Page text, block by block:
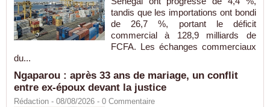
tandis que les importations ont bondi
de 26,7 %, portant le déficit
commercial à 128,9 milliards de
FCFA. Les échanges commerciaux
du...
Ngaparou : après 33 ans de mariage, un conflit
entre ex-époux devant la justice
Rédaction - 08/08/2026 - 0 Commentaire